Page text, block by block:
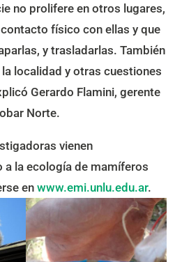
no prolifere en otros lugares,
físico con ellas y que
y trasladarlas. También
localidad y otras cuestiones
Gerardo Flamini, gerente
Norte.
vienen
la ecología de mamíferos
enwww.emi.unlu.edu.ar.